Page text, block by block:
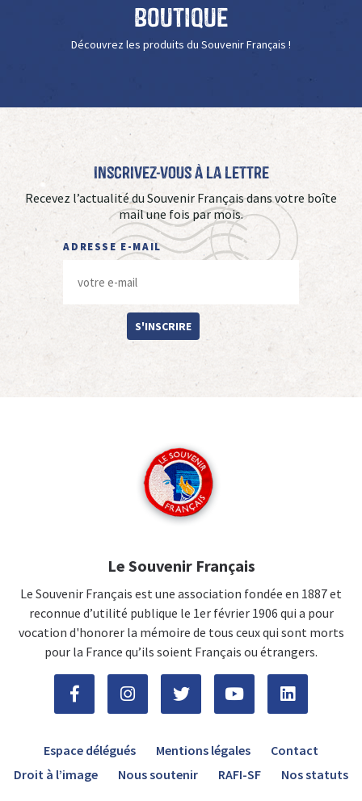
Boutique
Découvrez les produits du Souvenir Français !
Inscrivez-vous à La Lettre
Recevez l’actualité du Souvenir Français dans votre boîte
mail une fois par mois.
ADRESSE E-MAIL
S'INSCRIRE
Le Souvenir Français
Le Souvenir Français est une association fondée en 1887 et
reconnue d’utilité publique le 1er février 1906 qui a pour
vocation d'honorer la mémoire de tous ceux qui sont morts
pour la France qu’ils soient Français ou étrangers.
Espace délégués Mentions légales
Contact
Droit à l’image
Nous soutenir RAFI-SF Nos statuts